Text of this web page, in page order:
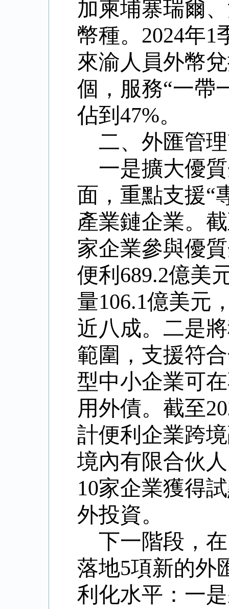
加柬埔寨瑞爾
幣種。 2024年1
來渝人員外幣
個，服務“一帶
佔到 47%。
二、外匯管
一是擴大優
面，重點支援“
產業鏈企業。
家企業參與優
便利689.2億美
量106.1億美元
近八成。二是
範圍，支援符
型中小企業可
用外債。截至
計便利企業跨
境內有限合伙
10家企業獲得
外投資。
下一階段，
落地5項新的外
利化水平：一